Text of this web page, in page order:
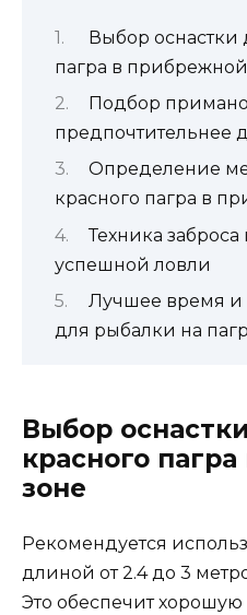
Выбор оснастки
пагра в
Подбор
предпочтительнее
Определение
красного пагра в
Техника
успешной ловли
Лучшее время и
для рыбалки на
Выбор
красного
зоне
Рекомендуется
длиной от 2.4 до 3
Это обеспечит